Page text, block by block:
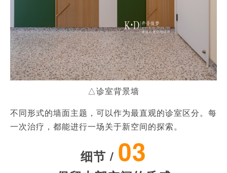
△诊室背景墙
不同形式的墙面主题，可以作为最直观的诊室区分。每
一次治疗，都能进行一场关于新空间的探索。
细节 / 03